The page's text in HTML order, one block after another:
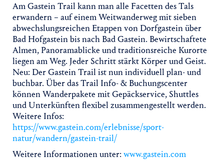
Am Gastein Trail kann man alle Facetten des Tals
erwandern – auf einem Weitwanderweg mit sieben
abwechslungsreichen Etappen von Dorfgastein über
Bad Hofgastein bis nach Bad Gastein. Bewirtschaftete
Almen, Panoramablicke und traditionsreiche Kurorte
liegen am Weg. Jeder Schritt stärkt Körper und Geist.
Neu: Der Gastein Trail ist nun individuell plan- und
buchbar. Über das Trail Info- & Buchungscenter
können Wanderpakete mit Gepäckservice, Shuttles
und Unterkünften flexibel zusammengestellt werden.
Weitere Infos:
https://www.gastein.com/erlebnisse/sport-
natur/wandern/gastein-trail/
Weitere Informationen unter: www.gastein.com